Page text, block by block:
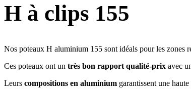
H à clips 155
Nos poteaux H aluminium 155 sont idéals pour les zones
Ces poteaux ont un très bon rapport qualité-prix avec
Leurs compositions en aluminium garantissent une